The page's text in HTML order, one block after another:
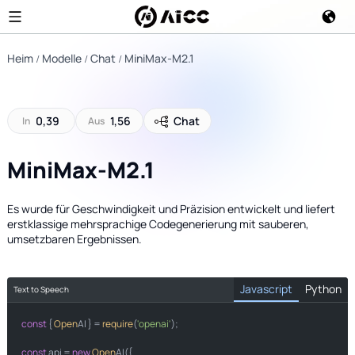
Heim Modelle Chat MiniMax-M2.1
In 0,39 Aus 1,56 Chat
MiniMax-M2.1
Es wurde für Geschwindigkeit und Präzision entwickelt und liefert
erstklassige mehrsprachige Codegenerierung mit sauberen,
umsetzbaren Ergebnissen.
Text to Speech Javascript Python
const { OpenAI } = require('openai');
const api = newOpenAI({
import